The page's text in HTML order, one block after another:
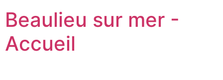
Beaulieu sur mer -
Accueil